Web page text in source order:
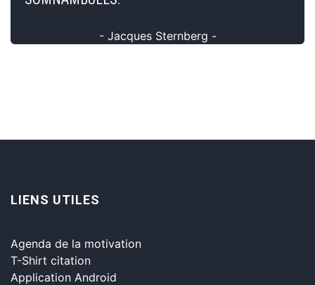
- Jacques Sternberg -
LIENS UTILES
Agenda de la motivation
T-Shirt citation
Application Android